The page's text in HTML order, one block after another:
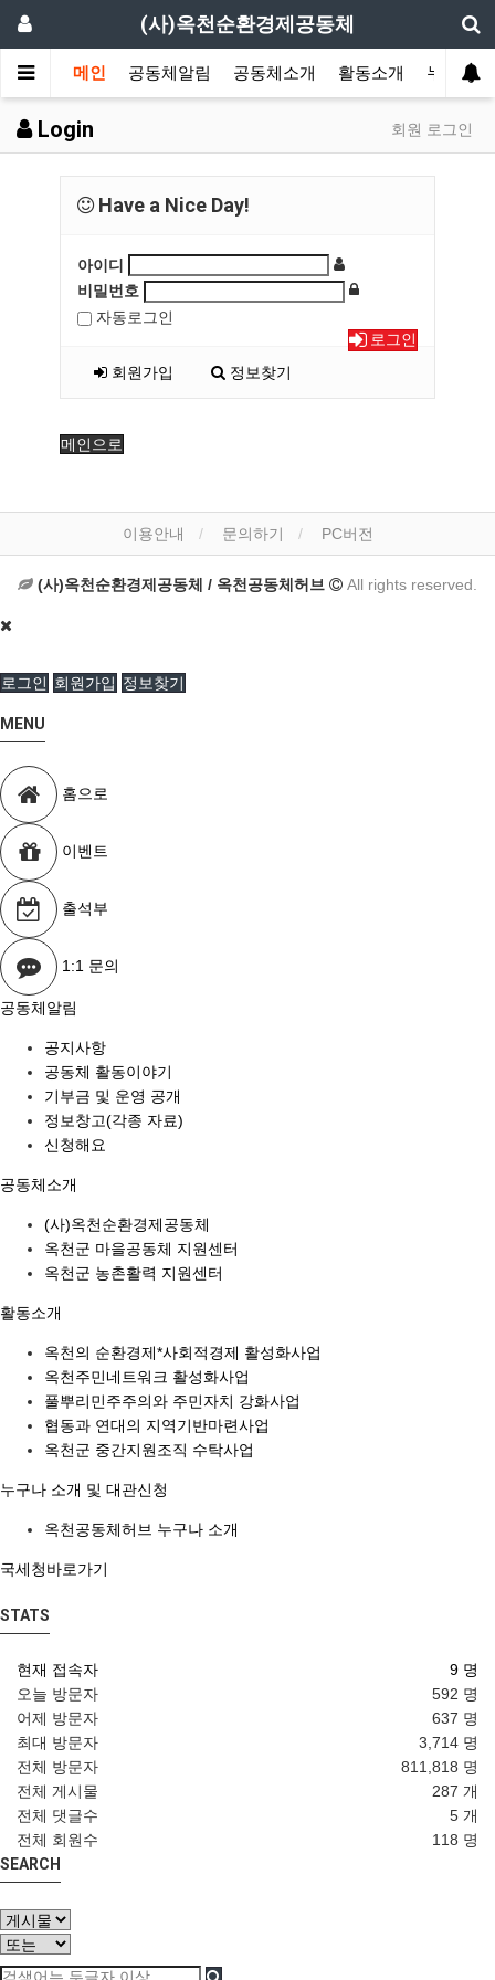
(사)옥천순환경제공동체
메인 공동체알림 공동체소개 활동소개 누구나
Login 회원 로그인
Have a Nice Day!
아이디
비밀번호
자동로그인
로그인
회원가입
정보찾기
메인으로
이용안내 문의하기 PC버전
(사)옥천순환경제공동체 / 옥천공동체허브 All rights reserved.
로그인 회원가입 정보찾기
MENU
홈으로
이벤트
출석부
1:1 문의
공동체알림
공지사항
공동체 활동이야기
기부금 및 운영 공개
정보창고(각종 자료)
신청해요
공동체소개
(사)옥천순환경제공동체
옥천군 마을공동체 지원센터
옥천군 농촌활력 지원센터
활동소개
옥천의 순환경제*사회적경제 활성화사업
옥천주민네트워크 활성화사업
풀뿌리민주주의와 주민자치 강화사업
협동과 연대의 지역기반마련사업
옥천군 중간지원조직 수탁사업
누구나 소개 및 대관신청
옥천공동체허브 누구나 소개
국세청바로가기
STATS
9 명
현재 접속자
592 명
오늘 방문자
637 명
어제 방문자
3,714 명
최대 방문자
811,818 명
전체 방문자
287 개
전체 게시물
5 개
전체 댓글수
118 명
전체 회원수
SEARCH